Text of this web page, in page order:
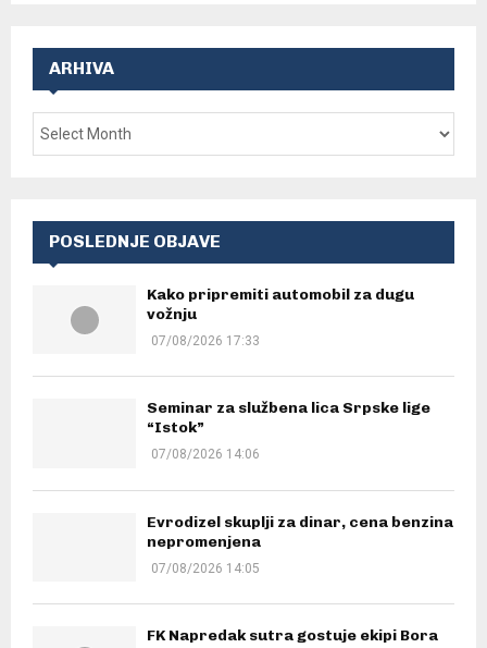
ARHIVA
POSLEDNJE OBJAVE
Kako pripremiti automobil za dugu
vožnju
07/08/2026 17:33
Seminar za službena lica Srpske lige
“Istok”
07/08/2026 14:06
Evrodizel skuplji za dinar, cena benzina
nepromenjena
07/08/2026 14:05
FK Napredak sutra gostuje ekipi Bora